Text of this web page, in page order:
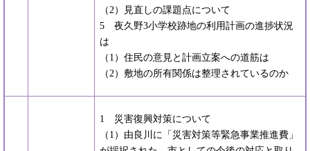
（2）見直しの課題点について
5 夜久野3小学校跡地の利用計画の進捗状況
は
（1）住民の意見と計画立案への道筋は
（2）敷地の所有関係は整理されているのか
1 災害復興対策について
（1）由良川に「災害対策等緊急事業推進費」